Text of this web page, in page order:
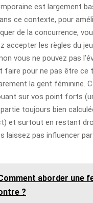
est largement
ce contexte, pour
de la concurrence,
accepter les règles du
vous ne pouvez pas
faire pour ne pas être ce
la gent féminine.
sur vos point forts
toujours bien
et surtout en restant
laissez pas influencer
aborder une
?